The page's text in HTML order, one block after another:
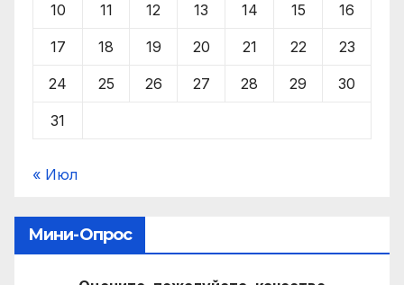
10 11 12 13 14 15 16
17 18 19 20 21 22 23
24 25 26 27 28 29 30
31
« Июл
Мини-Опрос